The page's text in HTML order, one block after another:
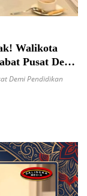
Walikota
Pusat Demi
Demi Pendidikan